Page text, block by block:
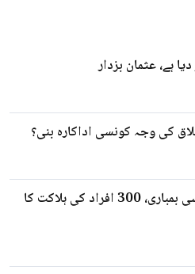
ہے، عثمان بزدار
کی وجہ کونسی اداکارہ بنی؟
یوکرین: ماریوپول تھیٹر پر روسی بمباری، 300 افراد کی ہلاکت کا